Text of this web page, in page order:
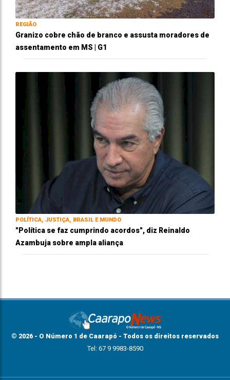
REGIÃO
Granizo cobre chão de branco e assusta moradores de
assentamento em MS | G1
POLÍTICA, JUSTIÇA, BRASIL E MUNDO
"Política se faz cumprindo acordos", diz Reinaldo
Azambuja sobre ampla aliança
© 2026 - O Número 1 de Caarapó - Todos os direitos reservados
Tel: 67 9 9983-8590